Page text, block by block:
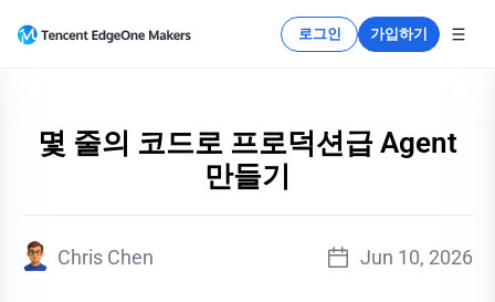
로그인 가입하기
몇 줄의 코드로 프로덕션급 Agent
만들기
Chris Chen Jun 10, 2026